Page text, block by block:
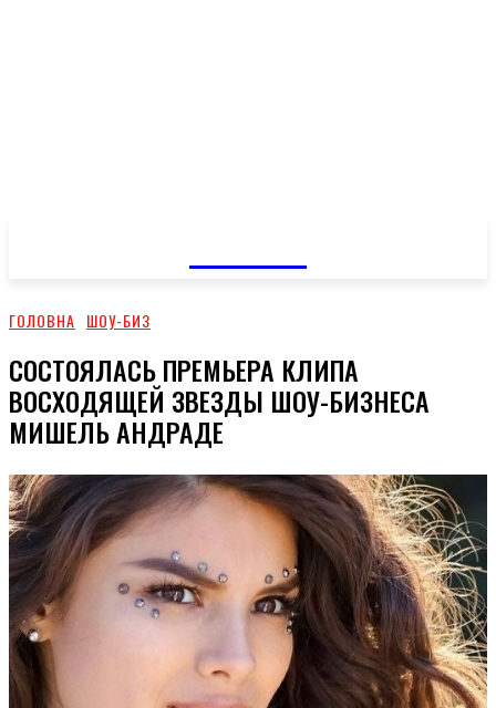
ГОЛОВНА ШОУ-БИЗ
СОСТОЯЛАСЬ ПРЕМЬЕРА КЛИПА
ВОСХОДЯЩЕЙ ЗВЕЗДЫ ШОУ-БИЗНЕСА
МИШЕЛЬ АНДРАДЕ